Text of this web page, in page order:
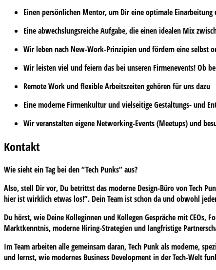
Einen persönlichen Mentor, um Dir eine optimale
Eine abwechslungsreiche Aufgabe, die einen idealen Mix
Wir leben nach New-Work-Prinzipienund fördern eine selbst
Wir leisten viel und feiern das bei unseren Firmenevents! Ob
Remote Workund flexible Arbeitszeitengehören für uns dazu
Einemoderne Firmenkulturund vielseitige Gestaltungs- und
Wir veranstalten eigene Networking-Events (Meetups) und
Kontakt
Wie sieht ein Tag bei den “Tech Punks” aus?
Also, stell Dir vor, Du betrittst das moderne Design-Büro von Tech
hier ist wirklich etwas los!”. Dein Team ist schon da und obwohl
Du hörst, wie Deine Kolleginnen und Kollegen Gespräche mit CEOs,
Marktkenntnis, moderne Hiring-Strategien und langfristige
Im Team arbeiten alle gemeinsam daran, Tech Punk als moderne,
und lernst, wie modernes Business Development in der Tech-Welt